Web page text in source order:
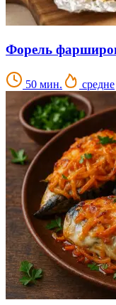
Форель
50 мин. средне